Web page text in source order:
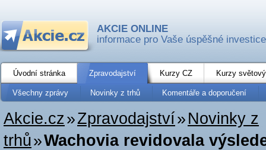
AKCIE ONLINE
informace pro Vaše úspěšné investice
Úvodní stránka Zpravodajství Kurzy CZ Kurzy
Všechny zprávy Novinky z trhů Komentáře a doporučení
Akcie.cz»Zpravodajství» Novinky z
trhů»Wachovia revidovala